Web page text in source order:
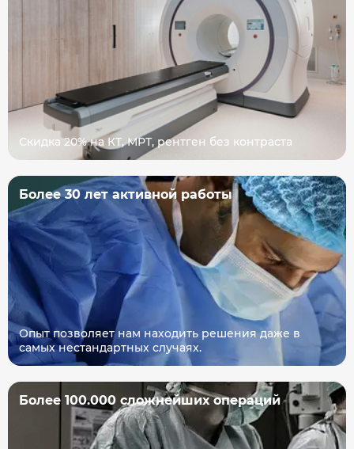
Скидка 20% на КТ, МРТ, рентген без контраста
Более 30 лет активной работы
Опыт позволяет нам находить решения даже в
самых нестандартных случаях.
Более 100.000 сложнейших операций